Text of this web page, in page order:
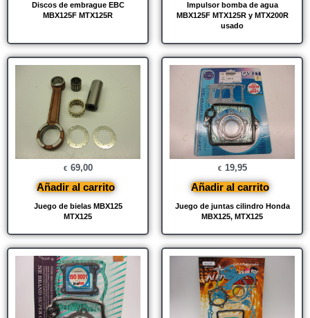
Discos de embrague EBC
MBX125F MTX125R
Impulsor bomba de agua
MBX125F MTX125R y MTX200R
usado
Juego de bielas MBX125
MTX125
€ 69,00
Añadir al carrito
Juego de juntas cilindro Honda
MBX125, MTX125
€ 19,95
Añadir al carrito